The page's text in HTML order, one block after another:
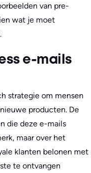
van pre-
wat je moet
e-mails
strategie om mensen
producten. De
die deze e-mails
maar over het
klanten belonen met
te ontvangen